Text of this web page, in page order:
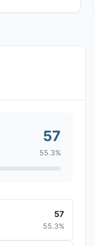
57
55.3%
57
55.3%